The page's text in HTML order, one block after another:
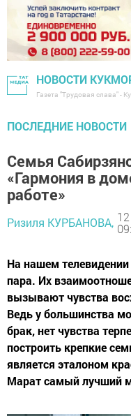
НОВОСТИ
Газета "Трудовая слава" -
ПОСЛЕДНИЕ НОВОСТИ
Семья
«Гармония в
работе»
Ризиля КУРБАНОВА,
На нашем телевидении
пара. Их
вызывают чувства
Ведь у большинства
брак, нет чувства
построить крепкие
является эталоном
Марат самый лучший